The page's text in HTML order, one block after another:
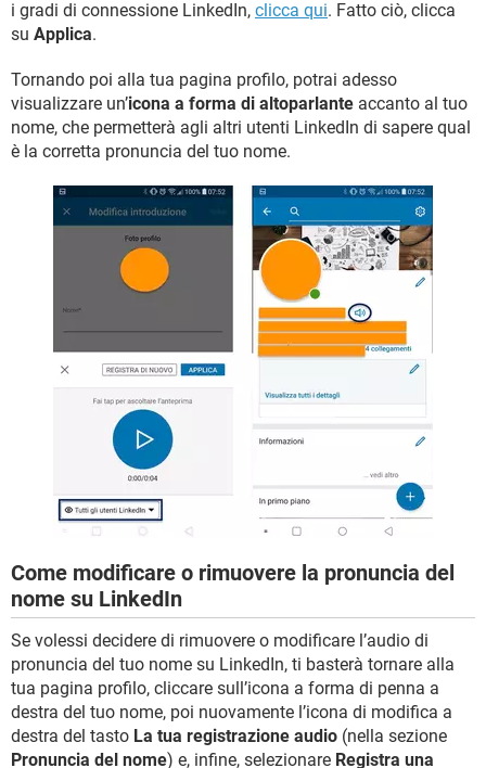
i gradi di connessione LinkedIn, clicca qui. Fatto ciò, clicca
su Applica.
Tornando poi alla tua pagina profilo, potrai adesso
visualizzare un’icona a forma di altoparlante accanto al tuo
nome, che permetterà agli altri utenti LinkedIn di sapere qual
è la corretta pronuncia del tuo nome.
Come modificare o rimuovere la pronuncia del
nome su LinkedIn
Se volessi decidere di rimuovere o modificare l’audio di
pronuncia del tuo nome su LinkedIn, ti basterà tornare alla
tua pagina profilo, cliccare sull’icona a forma di penna a
destra del tuo nome, poi nuovamente l’icona di modifica a
destra del tasto La tua registrazione audio (nella sezione
Pronuncia del nome) e, infine, selezionare Registra una